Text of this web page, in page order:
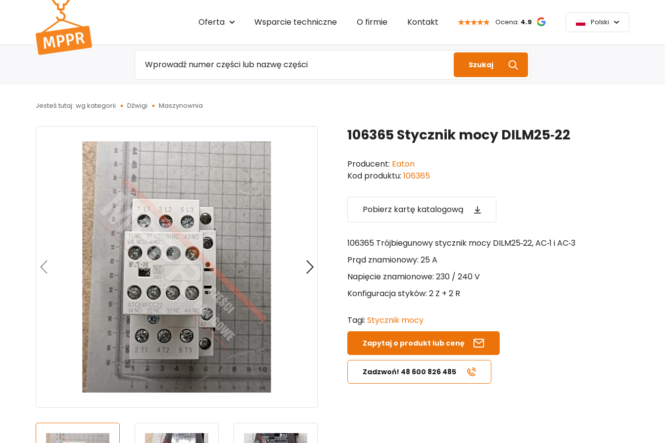
do menu
głównego
Oferta Wsparcie techniczne O firmie Kontakt Ocena: 4.9 Polski
Szukaj
Jesteś tutaj: wg kategorii Dźwigi Maszynownia
106365 Stycznik mocy DILM25‑22
Producent: Eaton
Kod produktu: 106365
Pobierz kartę katalogową
106365 Trójbiegunowy stycznik mocy DILM25‑22, AC‑1 i AC‑3
Prąd znamionowy: 25 A
Napięcie znamionowe: 230 / 240V
Konfiguracja styków: 2 Z + 2 R
Tagi: Stycznik mocy
Zapytaj o produkt lub cenę
Zadzwoń! 48 600 826 485